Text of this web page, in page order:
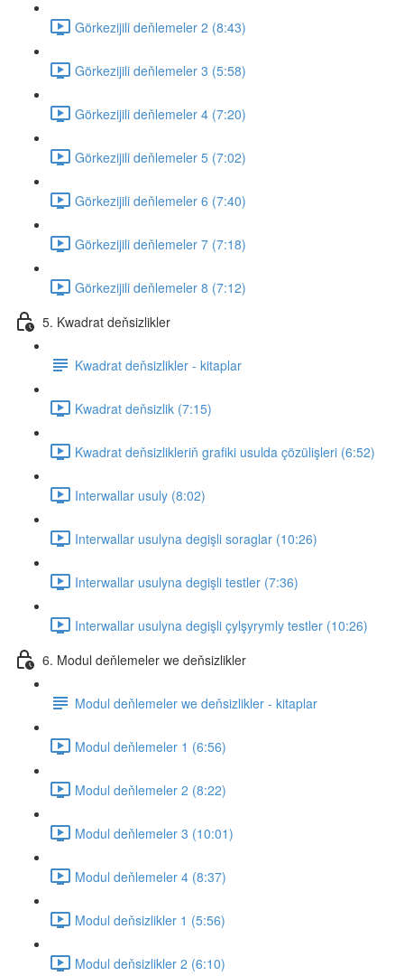
Görkezijili deňlemeler 2 (8:43)
Görkezijili deňlemeler 3 (5:58)
Görkezijili deňlemeler 4 (7:20)
Görkezijili deňlemeler 5 (7:02)
Görkezijili deňlemeler 6 (7:40)
Görkezijili deňlemeler 7 (7:18)
Görkezijili deňlemeler 8 (7:12)
5. Kwadrat deňsizlikler
Kwadrat deňsizlikler - kitaplar
Kwadrat deňsizlik (7:15)
Kwadrat deňsizlikleriň grafiki usulda çözülişleri (6:52)
Interwallar usuly (8:02)
Interwallar usulyna degişli soraglar (10:26)
Interwallar usulyna degişli testler (7:36)
Interwallar usulyna degişli çylşyrymly testler (10:26)
6. Modul deňlemeler we deňsizlikler
Modul deňlemeler we deňsizlikler - kitaplar
Modul deňlemeler 1 (6:56)
Modul deňlemeler 2 (8:22)
Modul deňlemeler 3 (10:01)
Modul deňlemeler 4 (8:37)
Modul deňsizlikler 1 (5:56)
Modul deňsizlikler 2 (6:10)